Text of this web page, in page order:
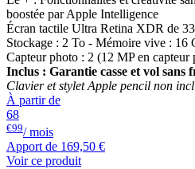
boostée par Apple Intelligence
Écran tactile Ultra Retina XDR de
Stockage : 2 To - Mémoire vive : 16
Capteur photo : 2 (12 MP en capteur
Inclus : Garantie casse et vol sans
Clavier et stylet Apple pencil non
À partir de
68
€99/ mois
Apport de 169,50 €
Voir ce produit